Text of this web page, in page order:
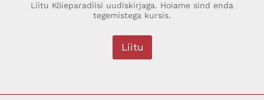
Liitu Köieparadiisi uudiskirjaga. Hoiame sind enda
tegemistega kursis.
Liitu